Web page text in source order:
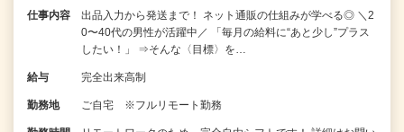
仕事内容
出品入力から発送まで！ ネット通販の仕組みが学べる◎ ＼2
0〜40代の男性が活躍中／ 「毎月の給料に“あと少し”プラス
したい！」 ⇒そんな〈目標〉を…
給与 完全出来高制
勤務地 ご自宅 ※フルリモート勤務